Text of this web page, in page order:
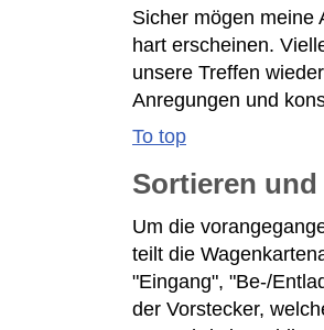
Sicher mögen meine
hart erscheinen.
unsere Treffen
Anregungen und
To top
Sortieren und
Um die
teilt die
"Eingang", "Be-/
der Vorstecker,